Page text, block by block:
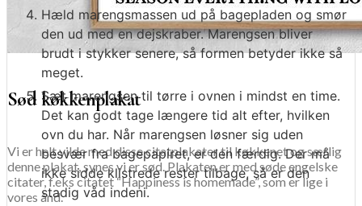
Sød køkkenplakat
Vi er helt vilde med disse citatplakater til køkkenet og særlig
denne plakat, synes vi er sød. Plakaten er med søde engelske
citater, f.eks citatet “Happiness is homemade”, som er lige i
vores ånd.
Hæld marengsmassen ud på bagepladen og smør
den ud med en dejskraber. Marengsen bliver
brudt i stykker senere, så formen betyder ikke så
meget.
Sæt marengsen til tørre i ovnen i mindst en time.
Det kan godt tage længere tid alt efter, hvilken
ovn du har. Når marengsen løsner sig uden
besvær fra bagepapiret, er den færdig. Der må
ikke sidde klistrede rester tilbage, så er den
stadig våd indeni.